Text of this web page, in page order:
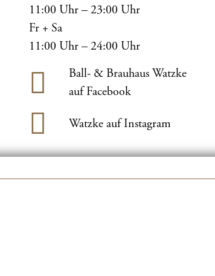
11:00 Uhr – 23:00 Uhr
Fr + Sa
11:00 Uhr – 24:00 Uhr
Ball- & Brauhaus Watzke
auf Facebook
Watzke auf Instagram